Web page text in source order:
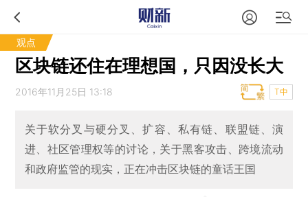
观点
区块链还住在理想国，只因没长大
2016年11月25日 13:18 T中
关于软分叉与硬分叉、扩容、私有链、联盟链、演
进、社区管理权等的讨论，关于黑客攻击、跨境流动
和政府监管的现实，正在冲击区块链的童话王国